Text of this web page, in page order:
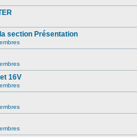
section Présentation
16V